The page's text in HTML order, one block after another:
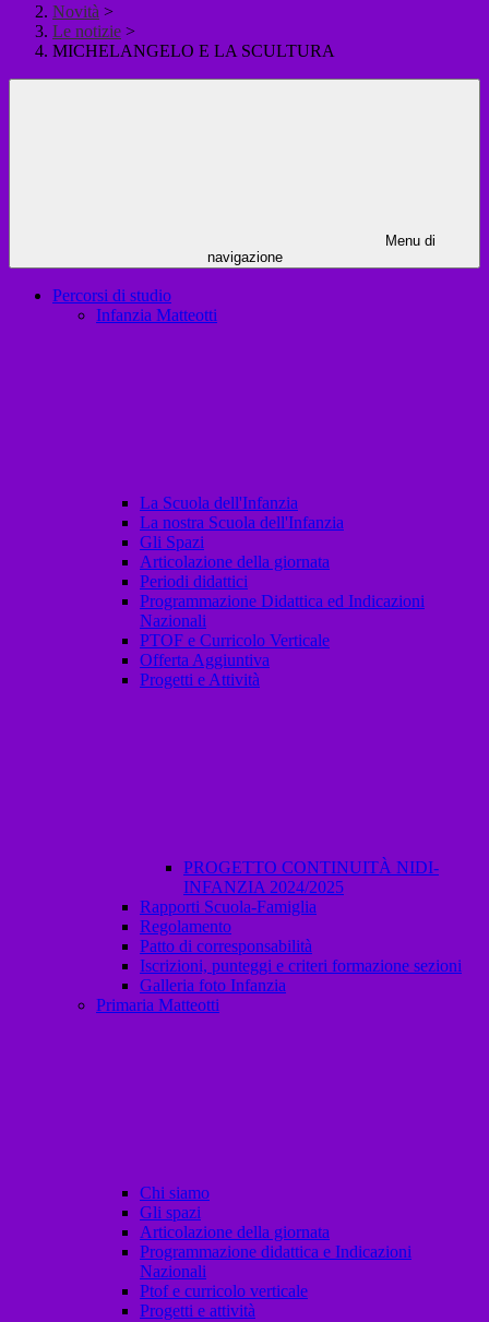
Novità >
Le notizie >
MICHELANGELO E LA SCULTURA
Menu di
navigazione
Percorsi di studio
Infanzia Matteotti
La Scuola dell'Infanzia
La nostra Scuola dell'Infanzia
Gli Spazi
Articolazione della giornata
Periodi didattici
Programmazione Didattica ed Indicazioni
Nazionali
PTOF e Curricolo Verticale
Offerta Aggiuntiva
Progetti e Attività
PROGETTO CONTINUITÀ NIDI-
INFANZIA 2024/2025
Rapporti Scuola-Famiglia
Regolamento
Patto di corresponsabilità
Iscrizioni, punteggi e criteri formazione sezioni
Galleria foto Infanzia
Primaria Matteotti
Chi siamo
Gli spazi
Articolazione della giornata
Programmazione didattica e Indicazioni
Nazionali
Ptof e curricolo verticale
Progetti e attività